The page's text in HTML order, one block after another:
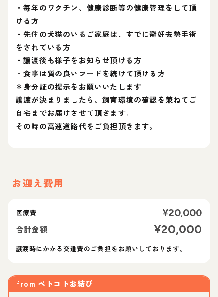
・毎年のワクチン、健康診断等の健康管理をして頂
ける方
・先住の犬猫のいるご家庭は、すでに避妊去勢手術
をされている方
・譲渡後も様子をお知らせ頂ける方
・食事は質の良いフードを続けて頂ける方
＊身分証の提示をお願いいたします
譲渡が決まりましたら、飼育環境の確認を兼ねてご
自宅までお届けさせて頂きます。
その時の高速道路代をご負担頂きます。
お迎え費用
医療費 ¥20,000
合計金額 ¥20,000
譲渡時にかかる交通費のご負担をお願いしております。
from ペトコトお結び